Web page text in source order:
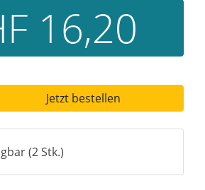
16,20
Jetzt bestellen
(2 Stk.)